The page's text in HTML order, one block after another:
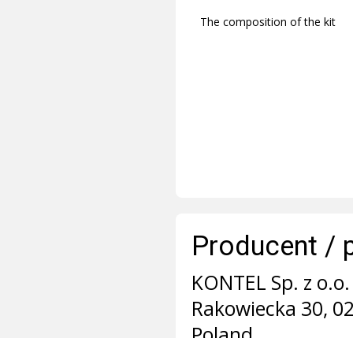
The composition of the kit
Producent /
KONTEL Sp. z
Rakowiecka 30,